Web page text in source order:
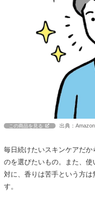
この商品を見る 出典：Amazon
毎日続けたいスキンケアだ
のを選びたいもの。また、
対に、香りは苦手という方
す。